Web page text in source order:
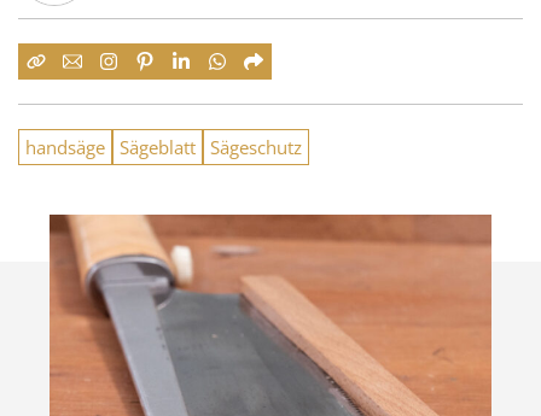
handsäge Sägeblatt Sägeschutz